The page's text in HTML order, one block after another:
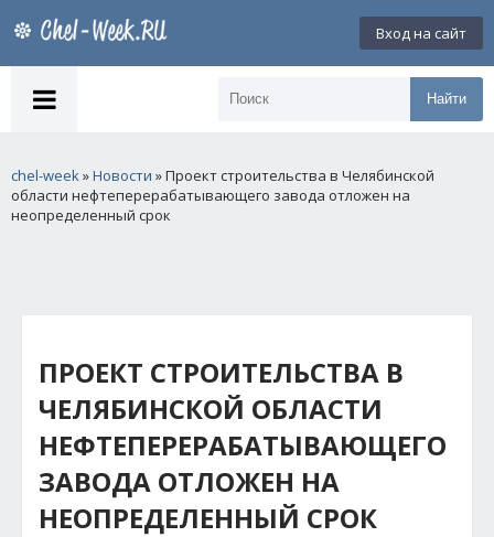
Вход на сайт
Найти
chel-week»Новости » Проект строительства в Челябинской
области нефтеперерабатывающего завода отложен на
неопределенный срок
ПРОЕКТ СТРОИТЕЛЬСТВА В
ЧЕЛЯБИНСКОЙ ОБЛАСТИ
НЕФТЕПЕРЕРАБАТЫВАЮЩЕГО
ЗАВОДА ОТЛОЖЕН НА
НЕОПРЕДЕЛЕННЫЙ СРОК